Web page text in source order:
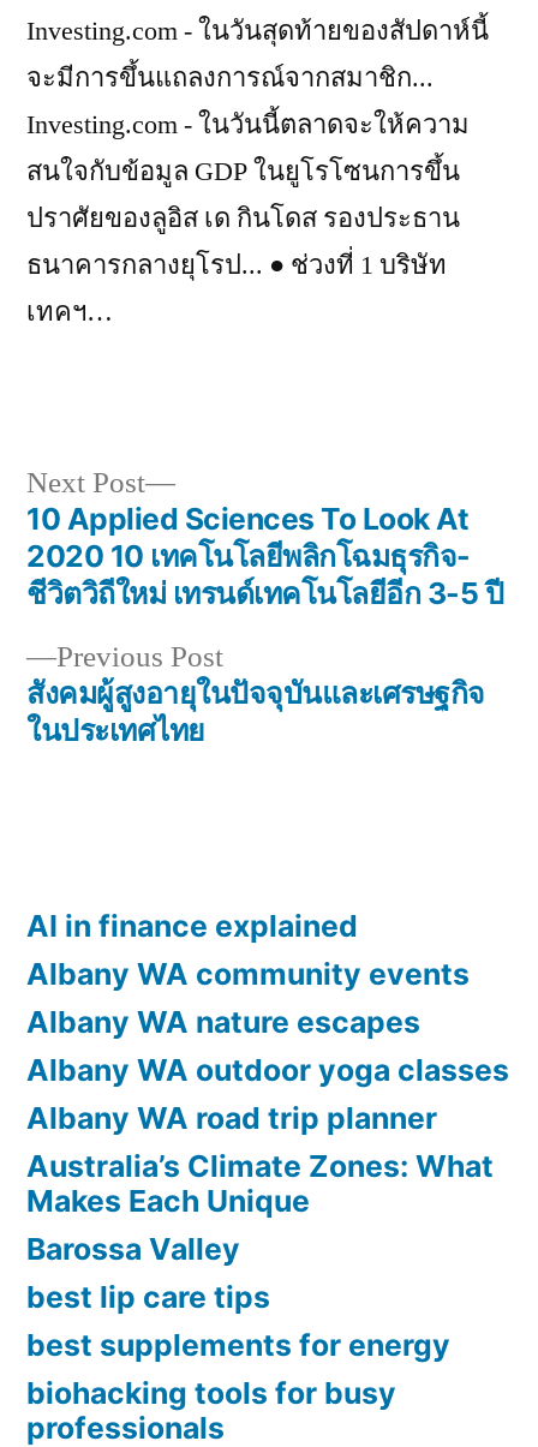
Investing.com - ในวันสุดท้ายของสัปดาห์นี้
จะมีการขึ้นแถลงการณ์จากสมาชิก...
Investing.com - ในวันนี้ตลาดจะให้ความ
สนใจกับข้อมูล GDP ในยูโรโซนการขึ้น
ปราศัยของลูอิส เด กินโดส รองประธาน
ธนาคารกลางยุโรป... ● ช่วงที่ 1 บริษัท
เทคฯ…
Post
navigation
Previous PostPrevious
post:
สังคมผู้สูงอายุในปัจจุบันและเศรษฐกิจ
ในประเทศไทย
Next Post
Next
post:
10 Applied Sciences To Look At
2020 10 เทคโนโลยีพลิกโฉมธุรกิจ-
ชีวิตวิถีใหม่ เทรนด์เทคโนโลยีอีก 3-5 ปี
AI in finance explained
Albany WA community events
Albany WA nature escapes
Albany WA outdoor yoga classes
Albany WA road trip planner
Australia’s Climate Zones: What
Makes Each Unique
Barossa Valley
best lip care tips
best supplements for energy
biohacking tools for busy
professionals